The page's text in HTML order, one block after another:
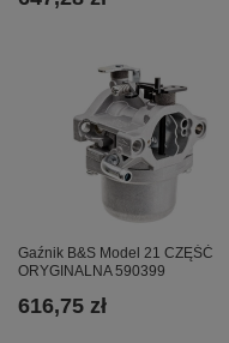
Gaźnik B&S Model 21 CZĘŚĆ
ORYGINALNA 590399
616,75 zł